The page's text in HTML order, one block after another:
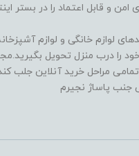
و قابل اعتماد را در بستر
لوازم خانگی و لوازم
را درب منزل تحویل
مراحل خرید آنلاین جلب
جنب پاساژ نجیرم